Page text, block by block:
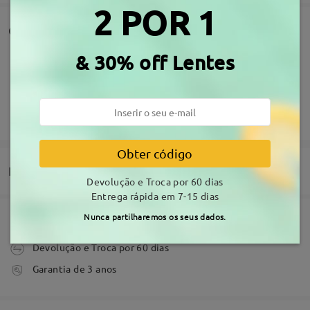
Acerca da armação
Comentários de clientes
Partilhe a sua experiência de compra para ajudar os outros a
obter óculos que os satisfaçam
Escrever um Comentário
Entrega
tempo de processamento
Revestimento anti-riscos incluído
Devolução e Troca por 60 dias
Garantia de 3 anos
2 POR 1
& 30% off Lentes
Obter código
Devolução e Troca por 60 dias
Entrega rápida em 7-15 dias
Nunca partilharemos os seus dados.